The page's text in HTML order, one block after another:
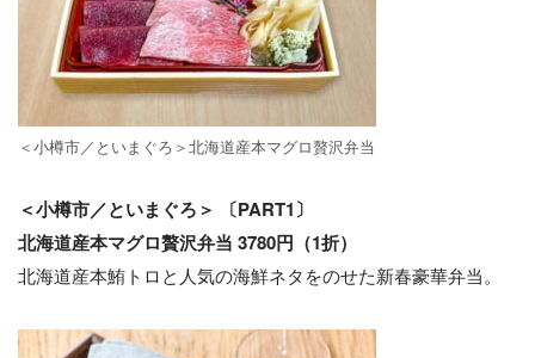
＜⼩樽市／といまぐろ＞北海道産本マグロ贅沢弁当
＜⼩樽市／といまぐろ＞ 〔PART1〕
北海道産本マグロ贅沢弁当 3780円（1折）
北海道産本鮪トロと⼈気の海鮮ネタをのせた新春豪華弁当。